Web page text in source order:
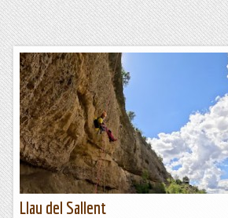
Llau del Sallent